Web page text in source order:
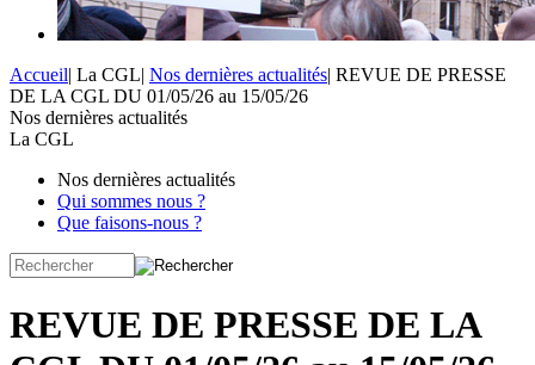
Accueil| La CGL| Nos dernières actualités| REVUE DE PRESSE
DE LA CGL DU 01/05/26 au 15/05/26
Nos dernières actualités
La CGL
Nos dernières actualités
Qui sommes nous ?
Que faisons-nous ?
REVUE DE PRESSE DE LA